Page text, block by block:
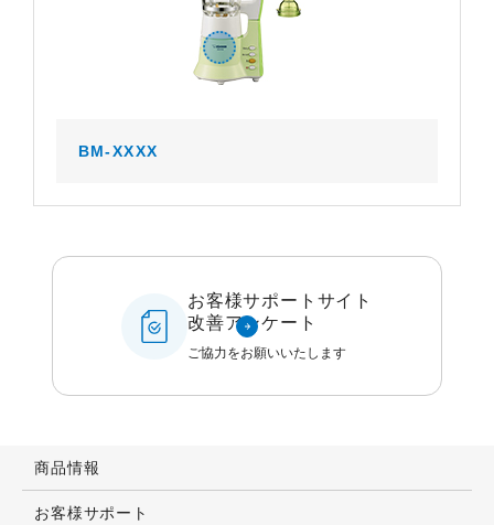
BM-XXXX
お客様サポートサイト
改善アンケート
ご協力をお願いいたします
商品情報
お客様サポート